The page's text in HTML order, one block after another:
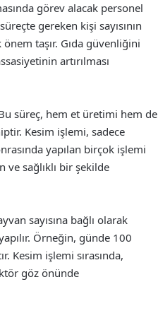
görev alacak personel
gereken kişi sayısının
taşır. Gıda güvenliğini
artırılması
süreç, hem et üretimi hem de
Kesim işlemi, sadece
yapılan birçok işlemi
ve sağlıklı bir şekilde
sayısına bağlı olarak
Örneğin, günde 100
Kesim işlemi sırasında,
göz önünde